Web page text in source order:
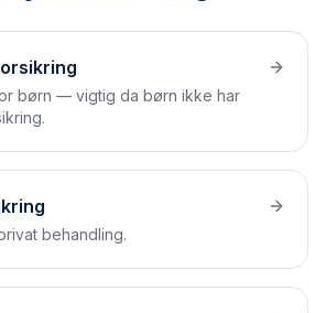
børn — vigtig da børn ikke har
behandling.